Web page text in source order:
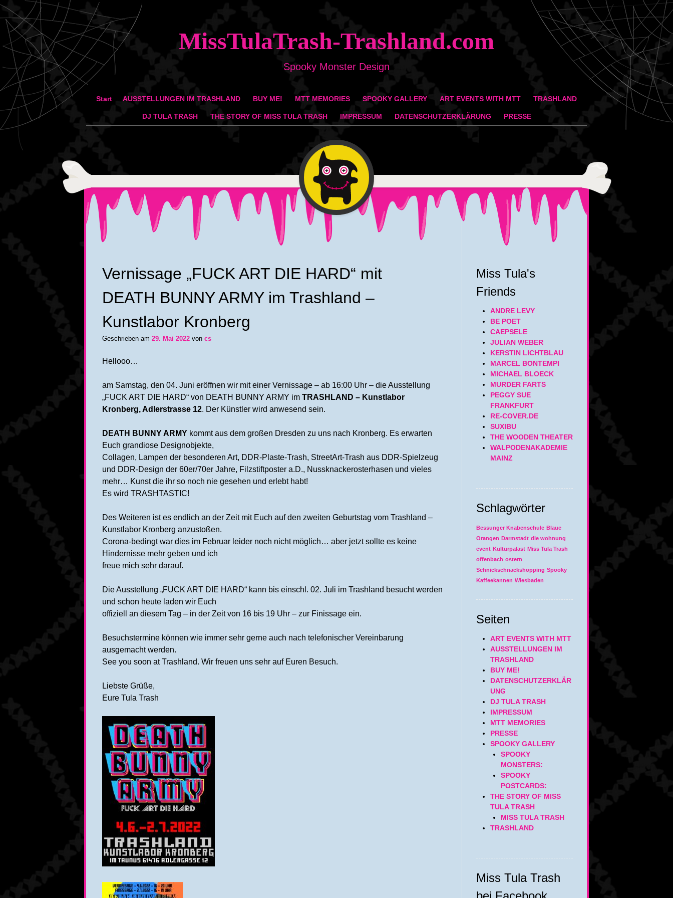
MissTulaTrash-Trashland.com
Spooky Monster Design
Zum Inhalt springen
Start AUSSTELLUNGEN IM TRASHLAND BUY ME! MTT MEMORIES SPOOKY GALLERY ART EVENTS WITH MTT TRASHLAND
DJ TULA TRASH THE STORY OF MISS TULA TRASH IMPRESSUM DATENSCHUTZERKLÄRUNG PRESSE
Vernissage „FUCK ART DIE HARD“ mit
DEATH BUNNY ARMY im Trashland –
Kunstlabor Kronberg
Geschrieben am 29. Mai 2022 von cs
Hellooo…
am Samstag, den 04. Juni eröffnen wir mit einer Vernissage – ab 16:00 Uhr – die Ausstellung
„FUCK ART DIE HARD“ von DEATH BUNNY ARMY im TRASHLAND – Kunstlabor
Kronberg, Adlerstrasse 12. Der Künstler wird anwesend sein.
DEATH BUNNY ARMY kommt aus dem großen Dresden zu uns nach Kronberg. Es erwarten
Euch grandiose Designobjekte,
Collagen, Lampen der besonderen Art, DDR-Plaste-Trash, StreetArt-Trash aus DDR-Spielzeug
und DDR-Design der 60er/70er Jahre, Filzstiftposter a.D., Nussknackerosterhasen und vieles
mehr… Kunst die ihr so noch nie gesehen und erlebt habt!
Es wird TRASHTASTIC!
Des Weiteren ist es endlich an der Zeit mit Euch auf den zweiten Geburtstag vom Trashland –
Kunstlabor Kronberg anzustoßen.
Corona-bedingt war dies im Februar leider noch nicht möglich… aber jetzt sollte es keine
Hindernisse mehr geben und ich
freue mich sehr darauf.
Die Ausstellung „FUCK ART DIE HARD“ kann bis einschl. 02. Juli im Trashland besucht werden
und schon heute laden wir Euch
offiziell an diesem Tag – in der Zeit von 16 bis 19 Uhr – zur Finissage ein.
Besuchstermine können wie immer sehr gerne auch nach telefonischer Vereinbarung
ausgemacht werden.
See you soon at Trashland. Wir freuen uns sehr auf Euren Besuch.
Liebste Grüße,
Eure Tula Trash
Miss Tula's
Friends
ANDRE LEVY
BE POET
CAEPSELE
JULIAN WEBER
KERSTIN LICHTBLAU
MARCEL BONTEMPI
MICHAEL BLOECK
MURDER FARTS
PEGGY SUE
FRANKFURT
RE-COVER.DE
SUXIBU
THE WOODEN THEATER
WALPODENAKADEMIE
MAINZ
Schlagwörter
Bessunger Knabenschule Blaue
Orangen Darmstadt die wohnung
event Kulturpalast Miss Tula Trash
offenbach ostern
Schnickschnackshopping Spooky
Kaffeekannen Wiesbaden
Seiten
ART EVENTS WITH MTT
AUSSTELLUNGEN IM
TRASHLAND
BUY ME!
DATENSCHUTZERKLÄR
UNG
DJ TULA TRASH
IMPRESSUM
MTT MEMORIES
PRESSE
SPOOKY GALLERY
SPOOKY
MONSTERS:
SPOOKY
POSTCARDS:
THE STORY OF MISS
TULA TRASH
MISS TULA TRASH
TRASHLAND
Miss Tula Trash